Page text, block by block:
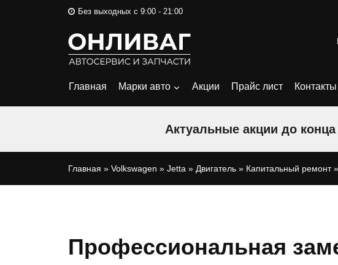
Без выходных с 9:00 - 21:00
Главная Марки авто Акции Прайс лист Контакты
Актуальные акции до
Главная » Volkswagen » Jetta » Двигатель » Капитальный ремонт»
Профессиональная